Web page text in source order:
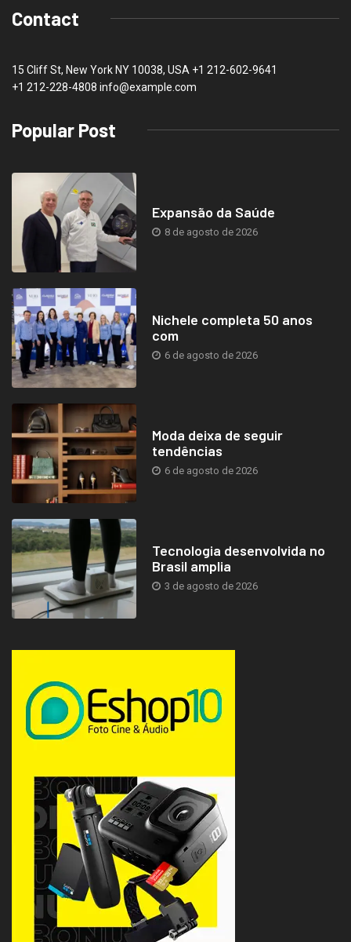
Contact
15 Cliff St, New York NY 10038, USA +1 212-602-9641
+1 212-228-4808 info@example.com
Popular Post
Expansão da Saúde
8 de agosto de 2026
Nichele completa 50 anos
com
6 de agosto de 2026
Moda deixa de seguir
tendências
6 de agosto de 2026
Tecnologia desenvolvida no
Brasil amplia
3 de agosto de 2026